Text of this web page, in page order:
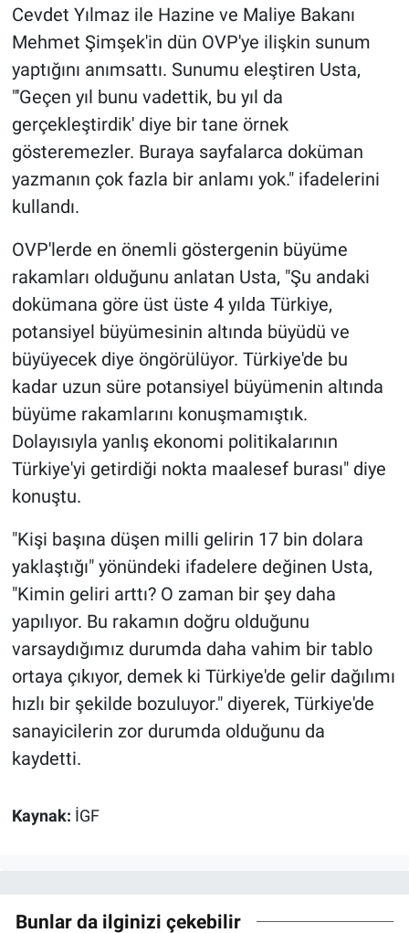
Cevdet Yılmaz ile Hazine ve Maliye Bakanı
Mehmet Şimşek'in dün OVP'ye ilişkin sunum
yaptığını anımsattı. Sunumu eleştiren Usta,
"'Geçen yıl bunu vadettik, bu yıl da
gerçekleştirdik' diye bir tane örnek
gösteremezler. Buraya sayfalarca doküman
yazmanın çok fazla bir anlamı yok." ifadelerini
kullandı.
OVP'lerde en önemli göstergenin büyüme
rakamları olduğunu anlatan Usta, "Şu andaki
dokümana göre üst üste 4 yılda Türkiye,
potansiyel büyümesinin altında büyüdü ve
büyüyecek diye öngörülüyor. Türkiye'de bu
kadar uzun süre potansiyel büyümenin altında
büyüme rakamlarını konuşmamıştık.
Dolayısıyla yanlış ekonomi politikalarının
Türkiye'yi getirdiği nokta maalesef burası" diye
konuştu.
"Kişi başına düşen milli gelirin 17 bin dolara
yaklaştığı" yönündeki ifadelere değinen Usta,
"Kimin geliri arttı? O zaman bir şey daha
yapılıyor. Bu rakamın doğru olduğunu
varsaydığımız durumda daha vahim bir tablo
ortaya çıkıyor, demek ki Türkiye'de gelir dağılımı
hızlı bir şekilde bozuluyor." diyerek, Türkiye'de
sanayicilerin zor durumda olduğunu da
kaydetti.
Kaynak: İGF
Bunlar da ilginizi çekebilir